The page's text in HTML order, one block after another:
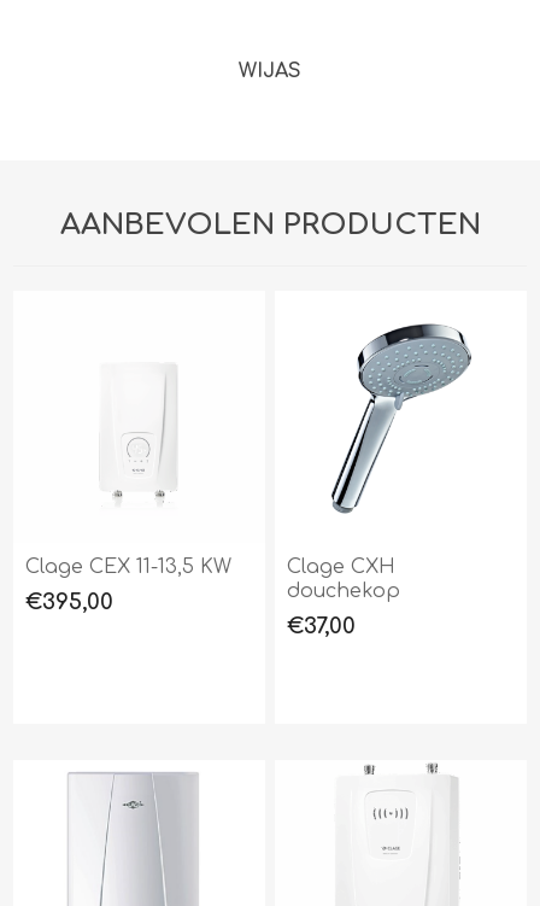
WIJAS
AANBEVOLEN PRODUCTEN
Clage CEX 11-13,5 KW
€395,00
Clage CXH
douchekop
€37,00